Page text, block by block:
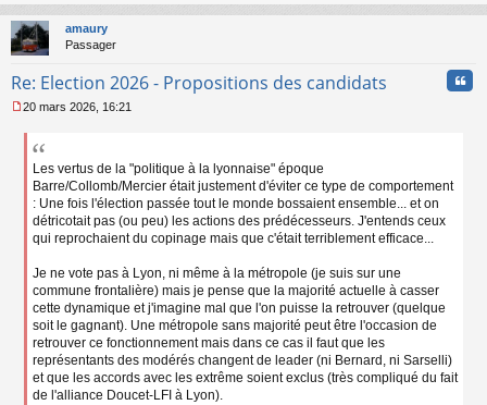
au
amaury
Passager
Re: Election 2026 - Propositions des candidats
e
20 mars 2026, 16:21
Les vertus de la "politique à la lyonnaise" époque
Barre/Collomb/Mercier était justement d'éviter ce type de comportement
: Une fois l'élection passée tout le monde bossaient ensemble... et on
détricotait pas (ou peu) les actions des prédécesseurs. J'entends ceux
qui reprochaient du copinage mais que c'était terriblement efficace...
Je ne vote pas à Lyon, ni même à la métropole (je suis sur une
commune frontalière) mais je pense que la majorité actuelle à casser
cette dynamique et j'imagine mal que l'on puisse la retrouver (quelque
soit le gagnant). Une métropole sans majorité peut être l'occasion de
retrouver ce fonctionnement mais dans ce cas il faut que les
représentants des modérés changent de leader (ni Bernard, ni Sarselli)
et que les accords avec les extrême soient exclus (très compliqué du fait
de l'alliance Doucet-LFI à Lyon).